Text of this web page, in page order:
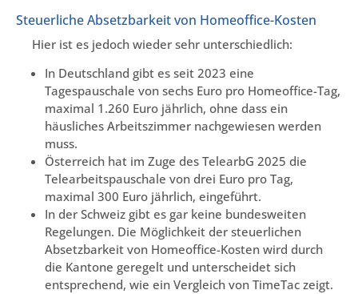
Steuerliche Absetzbarkeit von Homeoffice-Kosten
Hier ist es jedoch wieder sehr unterschiedlich:
In Deutschland gibt es seit 2023 eine
Tagespauschale von sechs Euro pro Homeoffice-Tag,
maximal 1.260 Euro jährlich, ohne dass ein
häusliches Arbeitszimmer nachgewiesen werden
muss.
Österreich hat im Zuge des TelearbG 2025 die
Telearbeitspauschale von drei Euro pro Tag,
maximal 300 Euro jährlich, eingeführt.
In der Schweiz gibt es gar keine bundesweiten
Regelungen. Die Möglichkeit der steuerlichen
Absetzbarkeit von Homeoffice-Kosten wird durch
die Kantone geregelt und unterscheidet sich
entsprechend, wie ein Vergleich von TimeTac zeigt.